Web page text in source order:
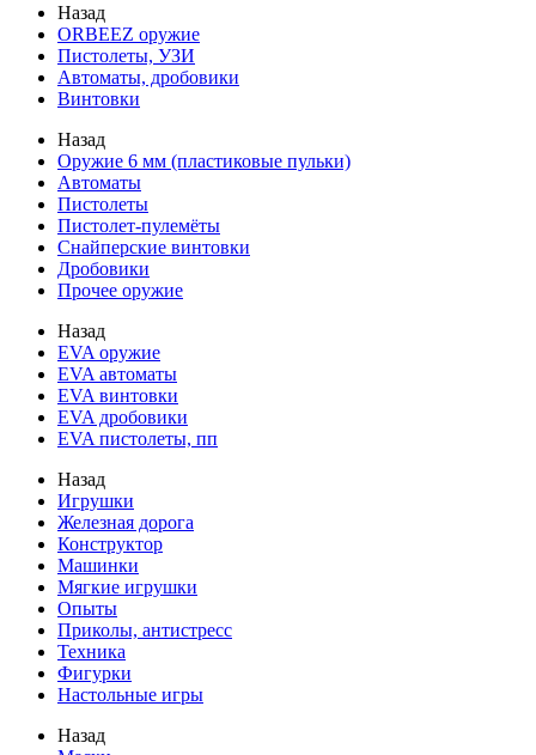
Назад
ORBEEZ оружие
Пистолеты, УЗИ
Автоматы, дробовики
Винтовки
Назад
Оружие 6 мм (пластиковые пульки)
Автоматы
Пистолеты
Пистолет-пулемёты
Снайперские винтовки
Дробовики
Прочее оружие
Назад
EVA оружие
EVA автоматы
EVA винтовки
EVA дробовики
EVA пистолеты, пп
Назад
Игрушки
Железная дорога
Конструктор
Машинки
Мягкие игрушки
Опыты
Приколы, антистресс
Техника
Фигурки
Настольные игры
Назад